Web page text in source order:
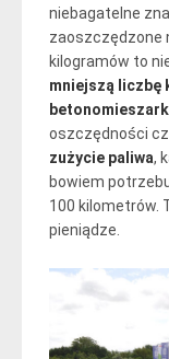
niebagatelne
zaoszczędzone
kilogramów to
mniejszą liczbę
oszczędności
zużycie paliwa,
bowiem
100 kilometrów.
pieniądze.